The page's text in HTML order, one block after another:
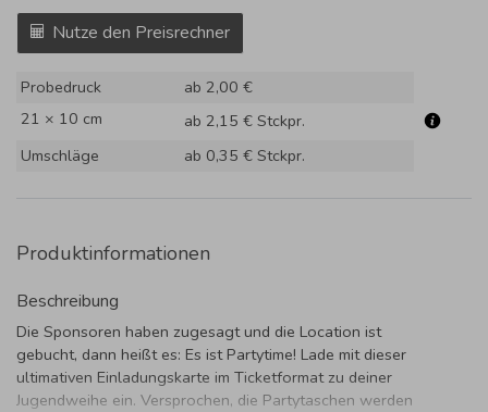
Nutze den Preisrechner
Probedruck
ab 2,00 €
21 × 10 cm
ab 2,15 € Stckpr.
Umschläge
ab 0,35 € Stckpr.
Produktinformationen
Beschreibung
Die Sponsoren haben zugesagt und die Location ist
gebucht, dann heißt es: Es ist Partytime! Lade mit dieser
ultimativen Einladungskarte im Ticketformat zu deiner
Jugendweihe ein. Versprochen, die Partytaschen werden